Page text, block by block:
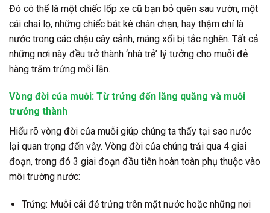
Đó có thể là một chiếc lốp xe cũ bạn bỏ quên sau vườn, một
cái chai lọ, những chiếc bát kê chân chạn, hay thậm chí là
nước trong các chậu cây cảnh, máng xối bị tắc nghẽn. Tất cả
những nơi này đều trở thành ‘nhà trẻ’ lý tưởng cho muỗi đẻ
hàng trăm trứng mỗi lần.
Vòng đời của muỗi: Từ trứng đến lăng quăng và muỗi
trưởng thành
Hiểu rõ vòng đời của muỗi giúp chúng ta thấy tại sao nước
lại quan trọng đến vậy. Vòng đời của chúng trải qua 4 giai
đoạn, trong đó 3 giai đoạn đầu tiên hoàn toàn phụ thuộc vào
môi trường nước:
Trứng: Muỗi cái đẻ trứng trên mặt nước hoặc những nơi